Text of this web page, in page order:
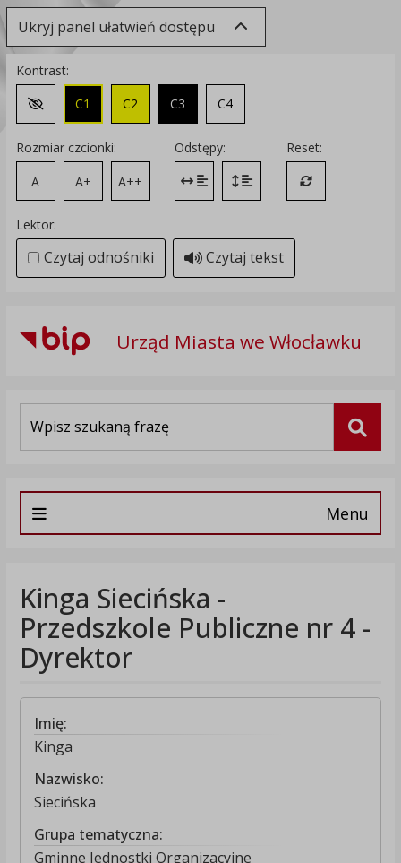
Ukryj panel ułatwień dostępu
Kontrast:
Zmień kontrast na domyślny
C1 C2 C3 C4
Rozmiar czcionki:
A
A+ A++
Odstępy:
Zmień odstęp między literami
Zmień interlinię i margines
Reset:
Przywróć
Lektor:
Czytaj odnośniki Czytaj tekst
Urząd Miasta we Włocławku
Menu
Kinga Siecińska -
Przedszkole Publiczne nr 4 -
Dyrektor
Imię:
Kinga
Nazwisko:
Siecińska
Grupa tematyczna:
Gminne Jednostki Organizacyjne